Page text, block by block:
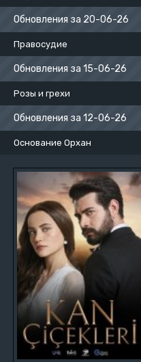
Обновления за 20-06-26
Правосудие
Обновления за 15-06-26
Розы и грехи
Обновления за 12-06-26
Основание Орхан